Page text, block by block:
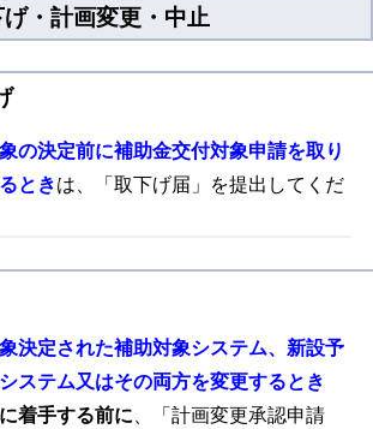
・計画変更・中止
の決定前に補助金交付対象申請を取り
ときは、「取下げ届」を提出してくだ
決定された補助対象システム、新設予
ステム又はその両方を変更するとき
着手する前に、「計画変更承認申請